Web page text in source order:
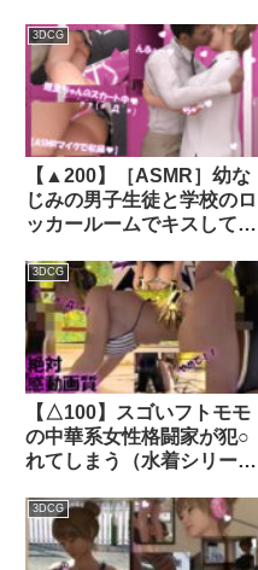
ぐり）」の女子バレーユニ
フォーム風写真
集:Volley_Fighter_01｜
d_466760zero│ Libido-
Labo
3DCG
【▲200】［ASMR］幼な
じみの男子生徒と学校のロ
ッカールームでキスしてい
中）を何者かに盗撮される
（PV09:ピンクハートのパ
ンティー）｜d_322014│
Libido-Labo
3DCG
【△100】スゴいフトモモ
の中華系女性格闘家が犯○
れてしまう（水着シリーズ
d_281143│ Libido-Labo
3DCG